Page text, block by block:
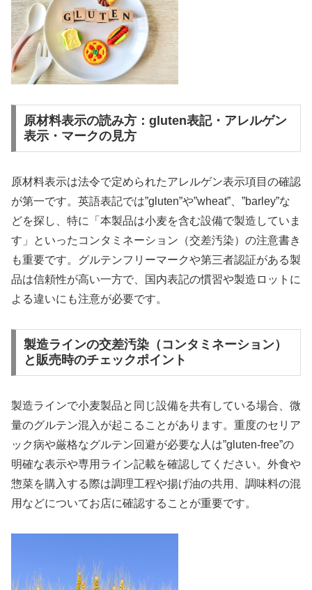
原材料表示の読み方：gluten表記・アレルゲン
表示・マークの見方
原材料表示は法令で定められたアレルゲン表示項目の確認
が第一です。英語表記では”gluten”や”wheat”、”barley”な
どを探し、特に「本製品は小麦を含む設備で製造していま
す」といったコンタミネーション（交差汚染）の注意書き
も重要です。グルテンフリーマークや第三者認証がある製
品は信頼性が高い一方で、国内表記の慣習や製造ロットに
よる違いにも注意が必要です。
製造ラインの交差汚染（コンタミネーション）
と販売時のチェックポイント
製造ラインで小麦製品と同じ設備を共有している場合、微
量のグルテン混入が起こることがあります。重度のセリア
ック病や厳格なグルテン回避が必要な人は”gluten-free”の
明確な表示や専用ライン記載を確認してください。外食や
惣菜を購入する際は調理工程や揚げ油の共用、調味料の混
用などについてお店に確認することが重要です。